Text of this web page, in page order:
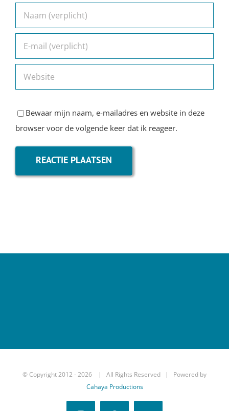
Bewaar mijn naam, e-mailadres en website in deze
browser voor de volgende keer dat ik reageer.
© Copyright 2012 -2026 | All Rights Reserved | Powered by
Cahaya Productions